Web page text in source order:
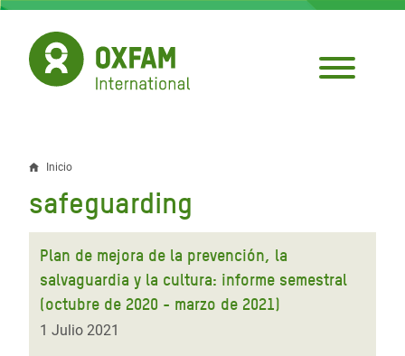
Pasar
contenido
principal
Sobrescribir
enlaces
de
ayuda
la
Inicio
safeguarding
Plan de mejora de la prevención, la
salvaguardia y la cultura: informe semestral
(octubre de 2020 - marzo de 2021)
1 Julio 2021